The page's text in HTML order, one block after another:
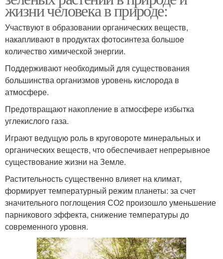
жизни человека в природе:
Участвуют в образовании органических веществ,
накапливают в продуктах фотосинтеза большое
количество химической энергии.
Поддерживают необходимый для существования
большинства организмов уровень кислорода в
атмосфере.
Предотвращают накопление в атмосфере избытка
углекислого газа.
Играют ведущую роль в круговороте минеральных и
органических веществ, что обеспечивает непрерывное
существование жизни на Земле.
Растительность существенно влияет на климат,
формирует температурный режим планеты: за счет
значительного поглощения СО2 произошло уменьшение
парникового эффекта, снижение температуры до
современного уровня.